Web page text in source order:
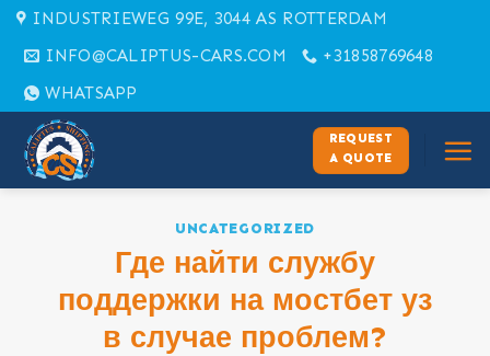
Skip
content
INDUSTRIEWEG 99E, 3044 AS ROTTERDAM
INFO@CALIPTUS-CARS.COM
+31858769648
WHATSAPP
REQUEST
A QUOTE
UNCATEGORIZED
Где найти службу
поддержки на мостбет уз
в случае проблем?